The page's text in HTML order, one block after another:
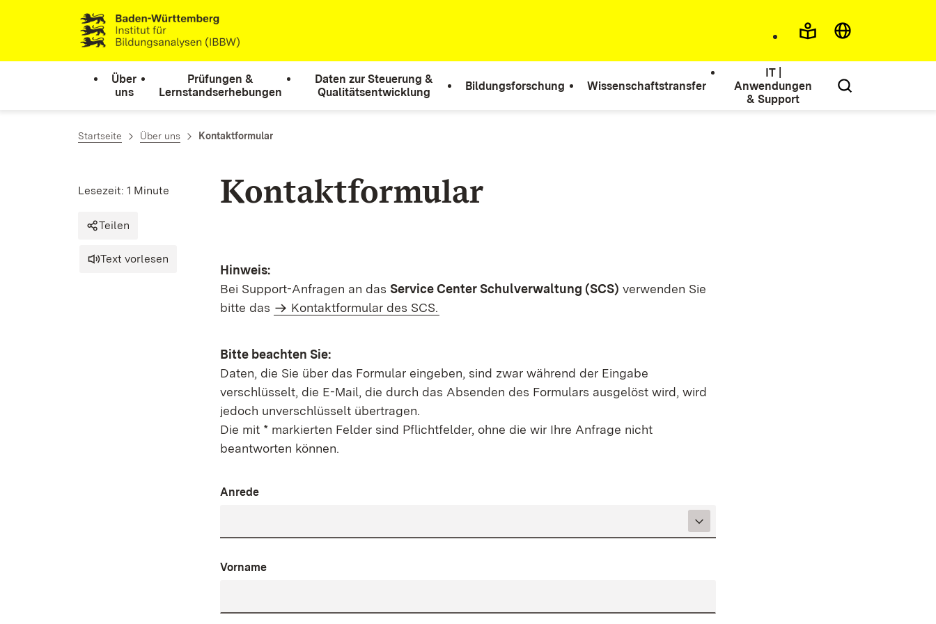
Zum Inhalt springen
Link zur Startseite
Über
uns
Prüfungen &
Lernstandserhebungen
Daten zur Steuerung &
Qualitätsentwicklung
Bildungsforschung Wissenschaftstransfer
IT |
Anwendungen
& Support
Startseite Über uns Kontaktformular
Kontaktformular
Lesezeit: 1 Minute
Teilen
Text vorlesen
Hinweis:
Bei Support-Anfragen an das Service Center Schulverwaltung (SCS) verwenden Sie
bitte das
Kontaktformular des SCS.
Bitte beachten Sie:
Daten, die Sie über das Formular eingeben, sind zwar während der Eingabe
verschlüsselt, die E-Mail, die durch das Absenden des Formulars ausgelöst wird, wird
jedoch unverschlüsselt übertragen.
Die mit * markierten Felder sind Pflichtfelder, ohne die wir Ihre Anfrage nicht
beantworten können.
Anrede
Vorname